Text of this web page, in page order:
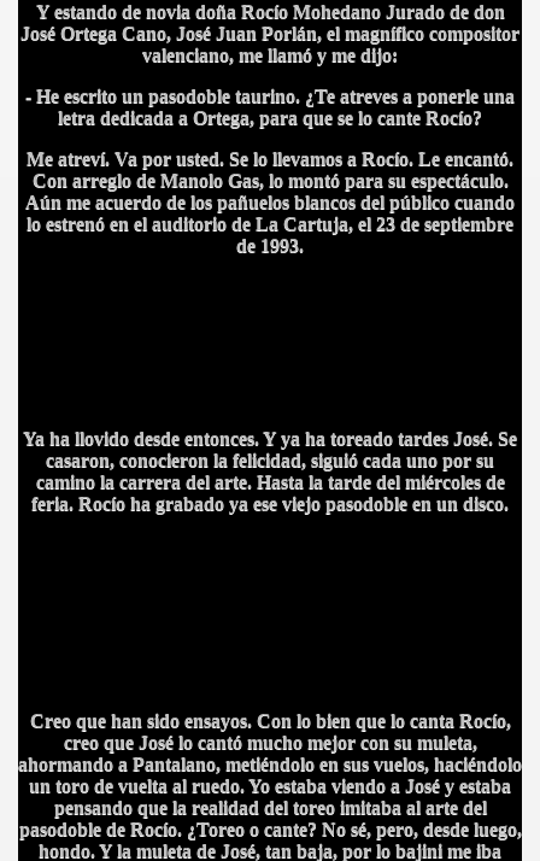
Y estando de novia doña Rocío Mohedano Jurado de don
José Ortega Cano, José Juan Porlán, el magnífico compositor
valenciano, me llamó y me dijo:
- He escrito un pasodoble taurino. ¿Te atreves a ponerle una
letra dedicada a Ortega, para que se lo cante Rocío?
Me atreví. Va por usted. Se lo llevamos a Rocío. Le encantó.
Con arreglo de Manolo Gas, lo montó para su espectáculo.
Aún me acuerdo de los pañuelos blancos del público cuando
lo estrenó en el auditorio de La Cartuja, el 23 de septiembre
de 1993.
Ya ha llovido desde entonces. Y ya ha toreado tardes José. Se
casaron, conocieron la felicidad, siguió cada uno por su
camino la carrera del arte. Hasta la tarde del miércoles de
feria. Rocío ha grabado ya ese viejo pasodoble en un disco.
Creo que han sido ensayos. Con lo bien que lo canta Rocío,
creo que José lo cantó mucho mejor con su muleta,
ahormando a Pantalano, metiéndolo en sus vuelos, haciéndolo
un toro de vuelta al ruedo. Yo estaba viendo a José y estaba
pensando que la realidad del toreo imitaba al arte del
pasodoble de Rocío. ¿Toreo o cante? No sé, pero, desde luego,
hondo. Y la muleta de José, tan baja, por lo bajini me iba
AL VIENTO